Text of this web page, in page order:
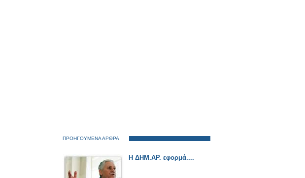
ΠΡΟΗΓΟΥΜΕΝΑ ΑΡΘΡΑ
Η ΔΗΜ.ΑΡ. εφορμά....